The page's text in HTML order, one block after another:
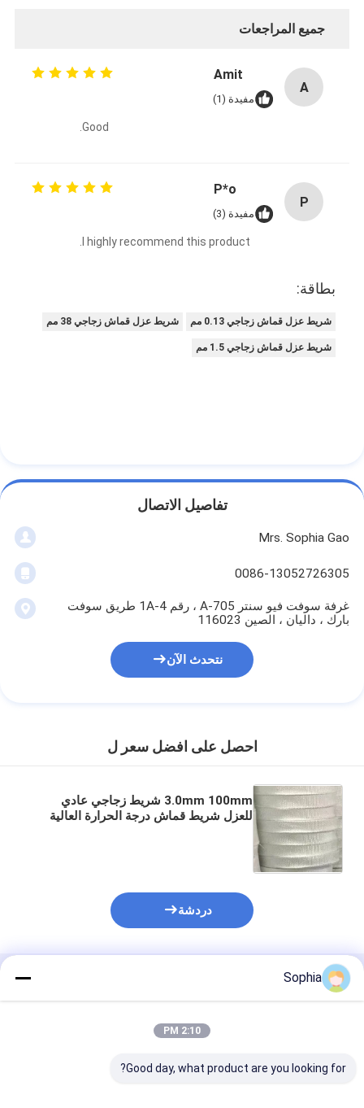
جولة في المعمل
مراقبة الجودة
اتصل بنا
شريط عزل قماش زجاجي
شريط عازل مقاوم للحرارة
شريط لاصق من القماش الزجاجي
شريط لاصق فيلم بوليميد
شريط لاصق رقائق الألومنيوم
شريط لاصق من القماش
شريط لاصق مزدوج الجوانب
الشريط اللاصق PET
صب الاستثمار الدقيق
لوح العزل الكهربائي
جميع المراجعات
A
Amit
مفيدة (1)
Good.
P
P*o
مفيدة (3)
I highly recommend this product.
بطاقة:
شريط عزل قماش زجاجي 0.13 مم شريط عزل قماش زجاجي 38 مم
شريط عزل قماش زجاجي 1.5 مم
تفاصيل الاتصال
Mrs. Sophia Gao
0086-13052726305
غرفة سوفت فيو سنتر A-705 ، رقم 1A-4 طريق سوفت
بارك ، داليان ، الصين 116023
نتحدث الآن
احصل على افضل سعر ل
3.0mm 100mm شريط زجاجي عادي
للعزل شريط قماش درجة الحرارة العالية
دردشة
المنتجات الموصى بها
Sophia
2:10 PM
Good day, what product are you looking for?